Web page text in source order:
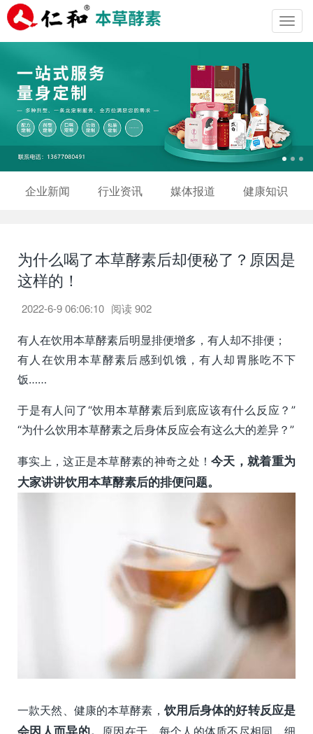
企业新闻 行业资讯 媒体报道 健康知识
为什么喝了本草酵素后却便秘了？原因是
这样的！
2022-6-9 06:06:10 阅读902
有人在饮用本草酵素后明显排便增多，有人却不排便；
有人在饮用本草酵素后感到饥饿，有人却胃胀吃不下
饭……
于是有人问了“饮用本草酵素后到底应该有什么反应？”
“为什么饮用本草酵素之后身体反应会有这么大的差异？”
事实上，这正是本草酵素的神奇之处！今天，就着重为
大家讲讲饮用本草酵素后的排便问题。
一款天然、健康的本草酵素， 饮用后身体的好转反应是